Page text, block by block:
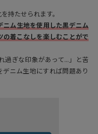
持たせられます。
ニム生地を使用した黒デニム
着こなしを楽しむことがで
過ぎな印象があって...」と苦
ニム生地にすれば問題あり